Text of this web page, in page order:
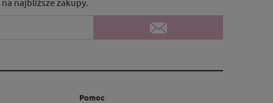
najbliższe zakupy.
Pomoc